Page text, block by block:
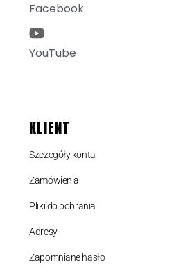
Facebook
YouTube
KLIENT
Szczegóły konta
Zamówienia
Pliki do pobrania
Adresy
Zapomniane hasło